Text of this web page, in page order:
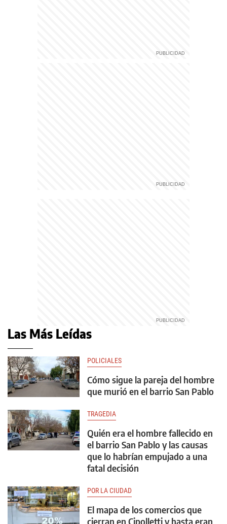
Las Más Leídas
POLICIALES
Cómo sigue la pareja del hombre
que murió en el barrio San Pablo
TRAGEDIA
Quién era el hombre fallecido en
el barrio San Pablo y las causas
que lo habrían empujado a una
fatal decisión
POR LA CIUDAD
El mapa de los comercios que
cierran en Cipolletti y hasta eran